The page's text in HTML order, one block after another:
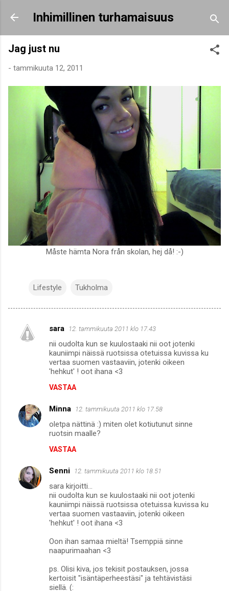
Siirry pääsisältöön
Inhimillinen turhamaisuus
Jag just nu
- tammikuuta 12, 2011
Måste hämta Nora från skolan, hej då! :-)
Lifestyle Tukholma
K
n
t
sara 12. tammikuuta 2011 klo 17.43
nii oudolta kun se kuulostaaki nii oot jotenki
kauniimpi näissä ruotsissa otetuissa kuvissa ku
vertaa suomen vastaaviin, jotenki oikeen
'hehkut' ! oot ihana <3
VASTAA
Minna 12. tammikuuta 2011 klo 17.58
oletpa nättinä :) miten olet kotiutunut sinne
ruotsin maalle?
VASTAA
Senni 12. tammikuuta 2011 klo 18.51
sara kirjoitti...
nii oudolta kun se kuulostaaki nii oot jotenki
kauniimpi näissä ruotsissa otetuissa kuvissa ku
vertaa suomen vastaaviin, jotenki oikeen
'hehkut' ! oot ihana <3
Oon ihan samaa mieltä! Tsemppiä sinne
naapurimaahan <3
ps. Olisi kiva, jos tekisit postauksen, jossa
kertoisit "isäntäperheestäsi" ja tehtävistäsi
siellä. (: